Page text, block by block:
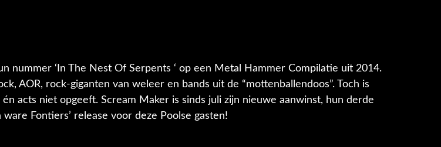
nummer ‘In The Nest Of Serpents ‘ op een Metal Hammer Compilatie uit 2014.
AOR, rock-giganten van weleer en bands uit de “mottenballendoos”. Toch is
acts niet opgeeft. Scream Maker is sinds juli zijn nieuwe aanwinst, hun derde
Fontiers’ release voor deze Poolse gasten!